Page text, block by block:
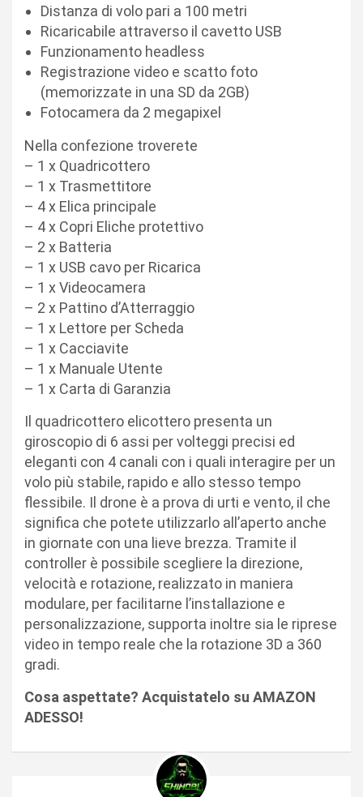
Distanza di volo pari a 100 metri
Ricaricabile attraverso il cavetto USB
Funzionamento headless
Registrazione video e scatto foto
(memorizzate in una SD da 2GB)
Fotocamera da 2 megapixel
Nella confezione troverete
– 1 x Quadricottero
– 1 x Trasmettitore
– 4 x Elica principale
– 4 x Copri Eliche protettivo
– 2 x Batteria
– 1 x USB cavo per Ricarica
– 1 x Videocamera
– 2 x Pattino d’Atterraggio
– 1 x Lettore per Scheda
– 1 x Cacciavite
– 1 x Manuale Utente
– 1 x Carta di Garanzia
Il quadricottero elicottero presenta un
giroscopio di 6 assi per volteggi precisi ed
eleganti con 4 canali con i quali interagire per un
volo più stabile, rapido e allo stesso tempo
flessibile. Il drone è a prova di urti e vento, il che
significa che potete utilizzarlo all’aperto anche
in giornate con una lieve brezza. Tramite il
controller è possibile scegliere la direzione,
velocità e rotazione, realizzato in maniera
modulare, per facilitarne l’installazione e
personalizzazione, supporta inoltre sia le riprese
video in tempo reale che la rotazione 3D a 360
gradi.
Cosa aspettate? Acquistatelo su AMAZON
ADESSO!